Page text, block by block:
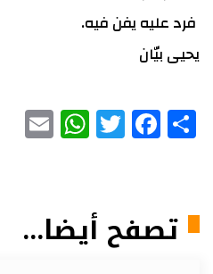
فرد عليه يفن فيه.
يحيى بيّان
Share
Facebook
Twitter
تصفح أيضا...